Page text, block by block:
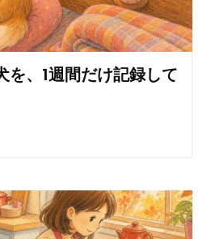
を、1週間だけ記録して